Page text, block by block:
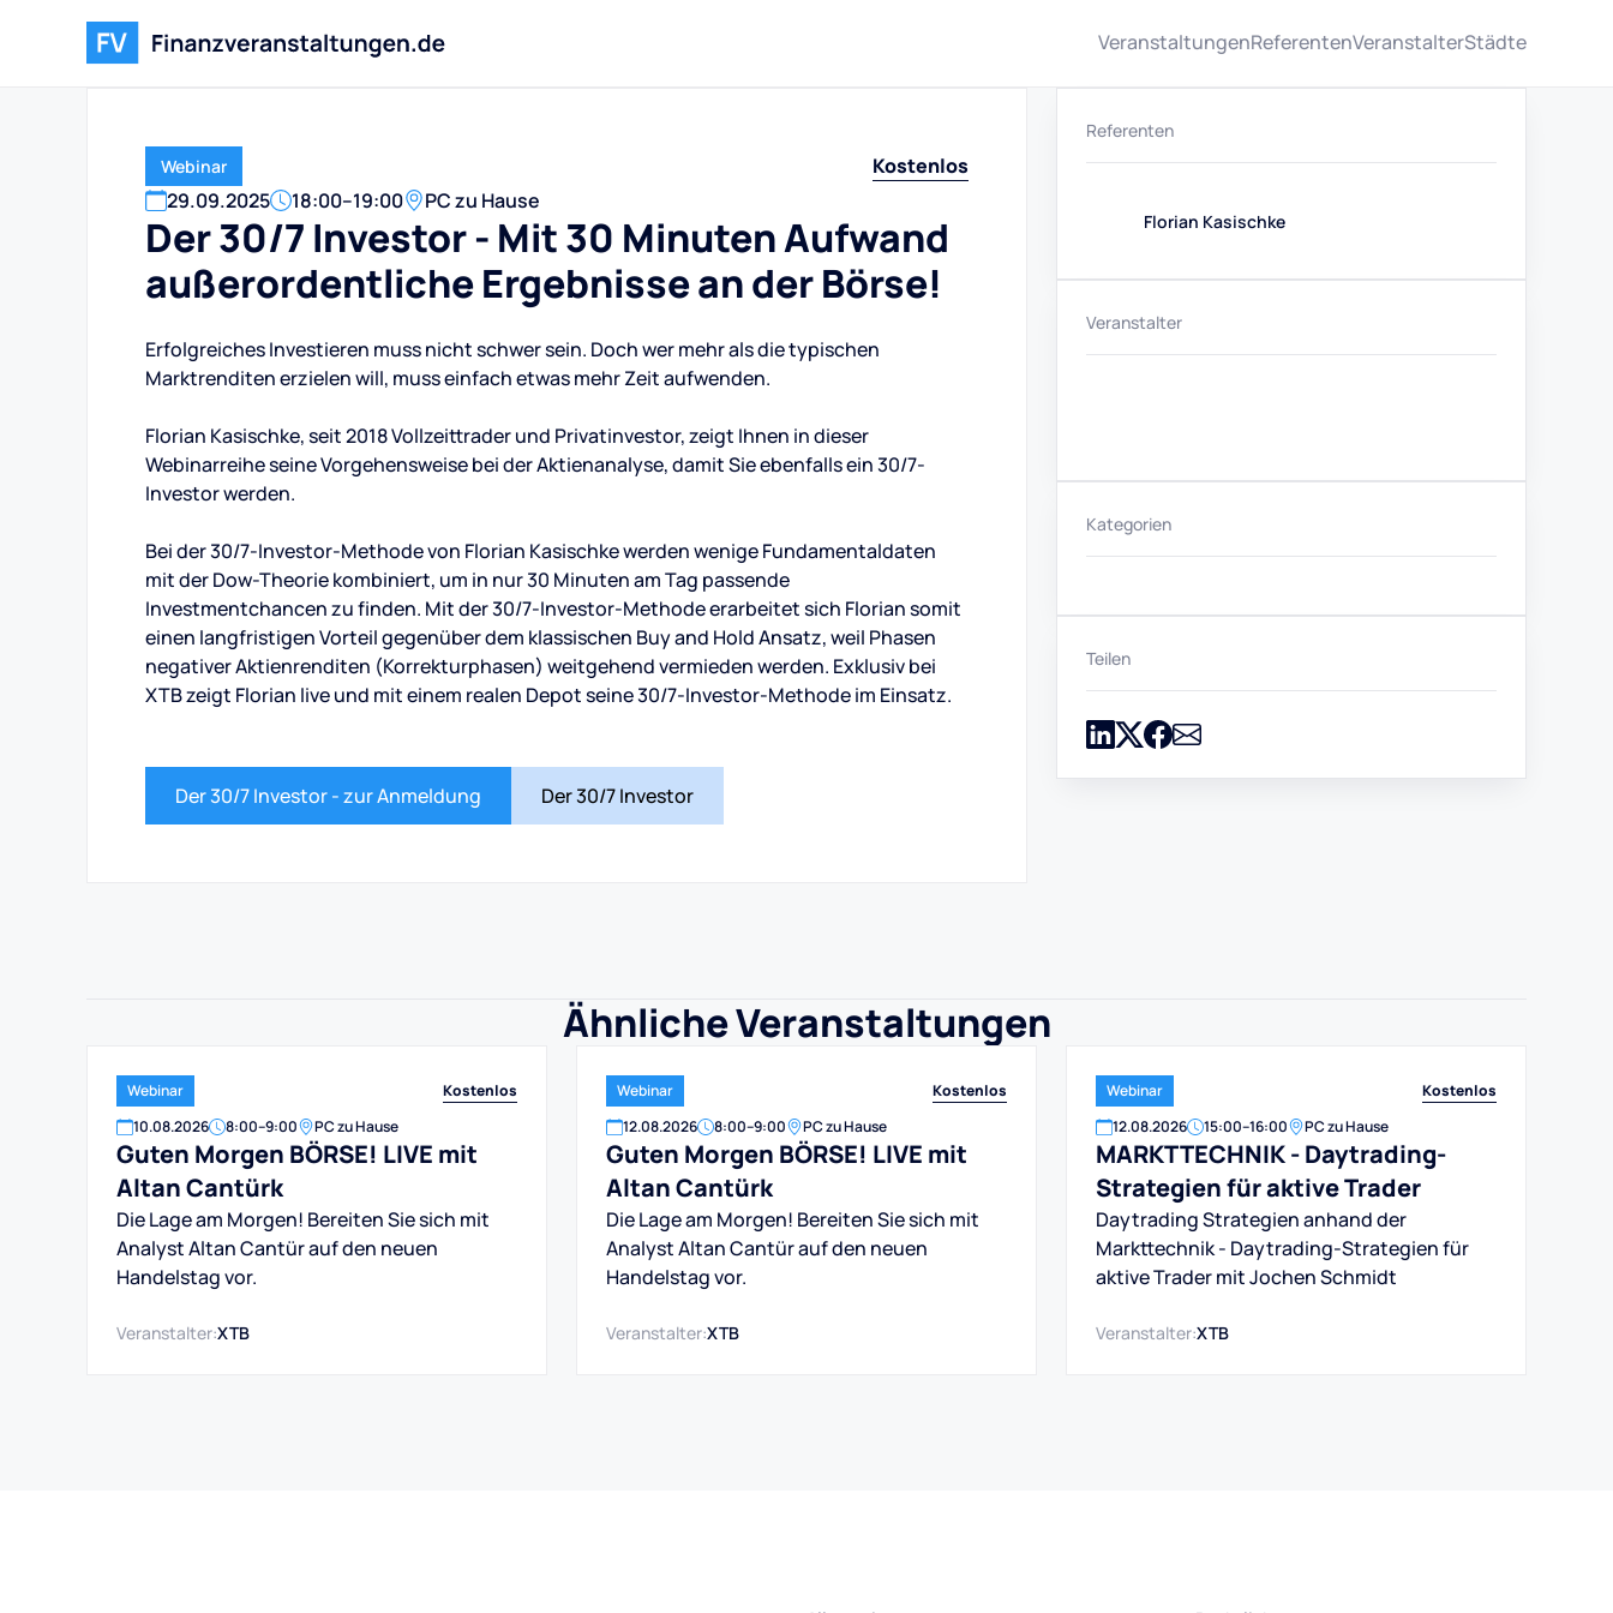
VeranstaltungenReferentenVeranstalterStädte
Webinar
Kostenlos
29.09.2025 18:00–19:00 PC zu Hause
Der 30/7 Investor - Mit 30 Minuten Aufwand
außerordentliche Ergebnisse an der Börse!
Erfolgreiches Investieren muss nicht schwer sein. Doch wer mehr als die typischen
Marktrenditen erzielen will, muss einfach etwas mehr Zeit aufwenden.
Florian Kasischke, seit 2018 Vollzeittrader und Privatinvestor, zeigt Ihnen in dieser
Webinarreihe seine Vorgehensweise bei der Aktienanalyse, damit Sie ebenfalls ein 30/7-
Investor werden.
Bei der 30/7-Investor-Methode von Florian Kasischke werden wenige Fundamentaldaten
mit der Dow-Theorie kombiniert, um in nur 30 Minuten am Tag passende
Investmentchancen zu finden. Mit der 30/7-Investor-Methode erarbeitet sich Florian somit
einen langfristigen Vorteil gegenüber dem klassischen Buy and Hold Ansatz, weil Phasen
negativer Aktienrenditen (Korrekturphasen) weitgehend vermieden werden. Exklusiv bei
XTB zeigt Florian live und mit einem realen Depot seine 30/7-Investor-Methode im Einsatz.
Der 30/7 Investor - zur Anmeldung Der 30/7 Investor
Referenten
Florian Kasischke
Veranstalter
Kategorien
Teilen
Ähnliche Veranstaltungen
Webinar
Kostenlos
10.08.2026 8:00–9:00 PC zu Hause
Guten Morgen BÖRSE! LIVE mit
Altan Cantürk
Die Lage am Morgen! Bereiten Sie sich mit
Analyst Altan Cantür auf den neuen
Handelstag vor.
Veranstalter:XTB
Webinar
Kostenlos
12.08.2026 8:00–9:00 PC zu Hause
Guten Morgen BÖRSE! LIVE mit
Altan Cantürk
Die Lage am Morgen! Bereiten Sie sich mit
Analyst Altan Cantür auf den neuen
Handelstag vor.
Veranstalter:XTB
Webinar
Kostenlos
12.08.2026 15:00–16:00 PC zu Hause
MARKTTECHNIK - Daytrading-
Strategien für aktive Trader
Daytrading Strategien anhand der
Markttechnik - Daytrading-Strategien für
aktive Trader mit Jochen Schmidt
Veranstalter:XTB